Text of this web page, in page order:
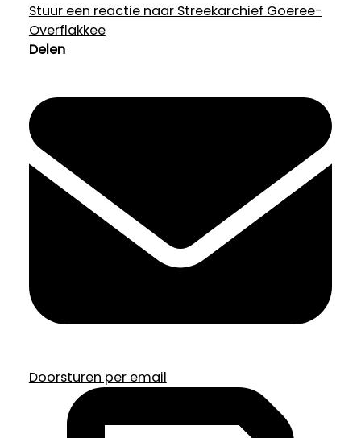
Stuur een reactie naar Streekarchief Goeree-
Overflakkee
Delen
Doorsturen per email